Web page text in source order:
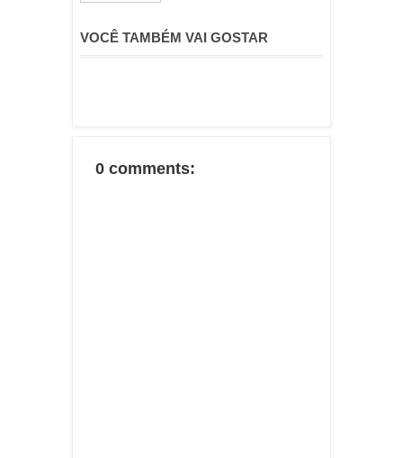
VOCÊ TAMBÉM VAI GOSTAR
0 comments: